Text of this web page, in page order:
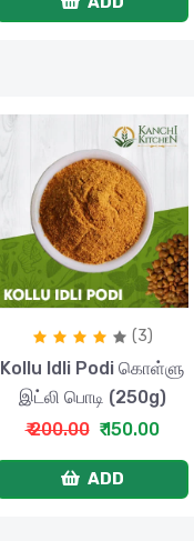
(3)
Kollu Idli Podi கொள்ளு
இட்லி பொடி (250g)
₹ 200.00 ₹ 150.00
ADD